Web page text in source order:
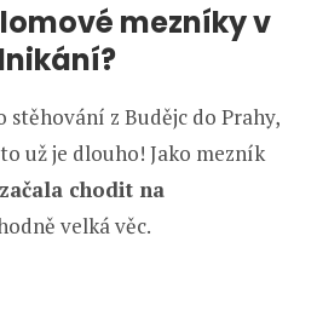
mezníky v
z Budějc do Prahy,
už je dlouho! Jako mezník
začala chodit na
velká věc.